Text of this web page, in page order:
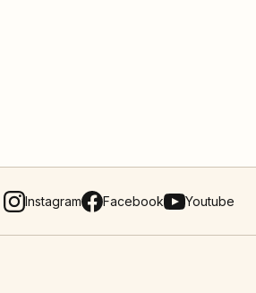
Instagram Facebook Youtube